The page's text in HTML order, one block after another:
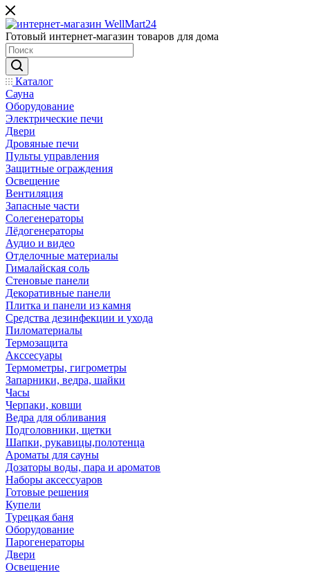
Готовый интернет-магазин товаров для дома
Каталог
Сауна
Оборудование
Электрические печи
Двери
Дровяные печи
Пульты управления
Защитные ограждения
Освещение
Вентиляция
Запасные части
Солегенераторы
Лёдогенераторы
Аудио и видео
Отделочные материалы
Гималайская соль
Стеновые панели
Декоративные панели
Плитка и панели из камня
Средства дезинфекции и ухода
Пиломатериалы
Термозащита
Аксcесуары
Термометры, гигрометры
Запарники, ведра, шайки
Часы
Черпаки, ковши
Ведра для обливания
Подголовники, щетки
Шапки, рукавицы,полотенца
Ароматы для сауны
Дозаторы воды, пара и ароматов
Наборы аксессуаров
Готовые решения
Купели
Турецкая баня
Оборудование
Парогенераторы
Двери
Освещение